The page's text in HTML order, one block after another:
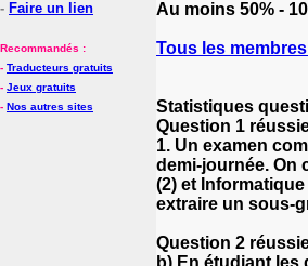
- Faire un lien
Recommandés :
- Traducteurs gratuits
- Jeux gratuits
- Nos autres sites
Au moins 50% -
Tous les
Statistiques
Question 1
1. Un examen
demi-journée. On
(2) et
extraire un sous-
Question 2
b) En étudiant